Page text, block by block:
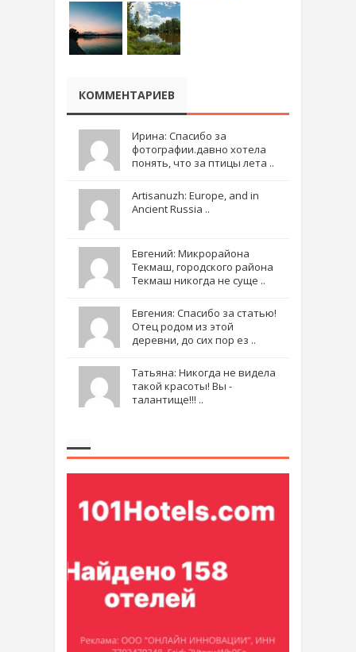
КОММЕНТАРИЕВ
Ирина: Спасибо за
фотографии.давно хотела
понять, что за птицы лета ..
Artisanuzh: Europe, and in
Ancient Russia ..
Евгений: Микрорайона
Текмаш, городского района
Текмаш никогда не суще ..
Евгения: Спасибо за статью!
Отец родом из этой
деревни, до сих пор ез ..
Татьяна: Никогда не видела
такой красоты! Вы -
талантище!!! ..